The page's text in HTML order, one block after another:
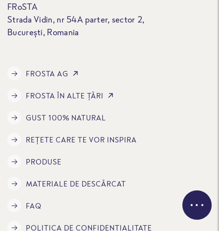
FRoSTA
Strada Vidin, nr 54A parter, sector 2,
București, Romania
FROSTA AG
FROSTA ÎN ALTE ȚĂRI
GUST 100% NATURAL
REȚETE CARE TE VOR INSPIRA
PRODUSE
MATERIALE DE DESCĂRCAT
FAQ
POLITICA DE CONFIDENTIALITATE